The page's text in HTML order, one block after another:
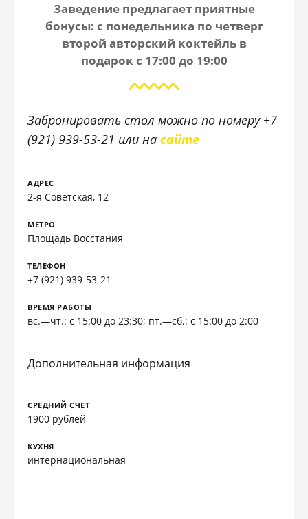
Заведение предлагает приятные
бонусы: с понедельника по четверг
второй авторский коктейль в
подарок с 17:00 до 19:00
Забронировать стол можно по номеру +7
(921) 939-53-21 или насайте
АДРЕС
2-я Советская, 12
МЕТРО
Площадь Восстания
ТЕЛЕФОН
+7 (921) 939-53-21
ВРЕМЯ РАБОТЫ
вс.—чт.: с 15:00 до 23:30; пт.—сб.: с 15:00 до 2:00
Дополнительная информация
СРЕДНИЙ СЧЕТ
1900 рублей
КУХНЯ
интернациональная